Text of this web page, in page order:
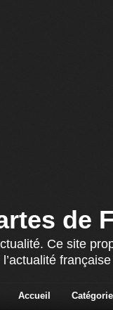
de
Ce site
Accueil